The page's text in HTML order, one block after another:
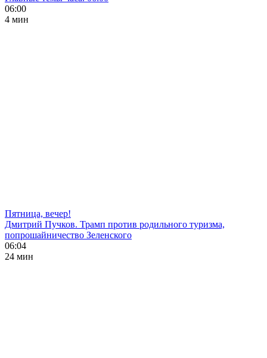
06:00
4 мин
Пятница, вечер!
Дмитрий Пучков. Трамп против родильного туризма,
попрошайничество Зеленского
06:04
24 мин